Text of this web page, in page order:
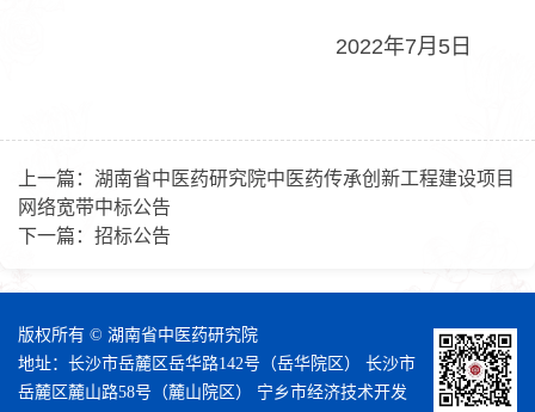
2022年7月5日
上一篇： 湖南省中医药研究院中医药传承创新工程建设项目
网络宽带中标公告
下一篇： 招标公告
版权所有 © 湖南省中医药研究院
地址：长沙市岳麓区岳华路142号（岳华院区） 长沙市
岳麓区麓山路58号（麓山院区） 宁乡市经济技术开发